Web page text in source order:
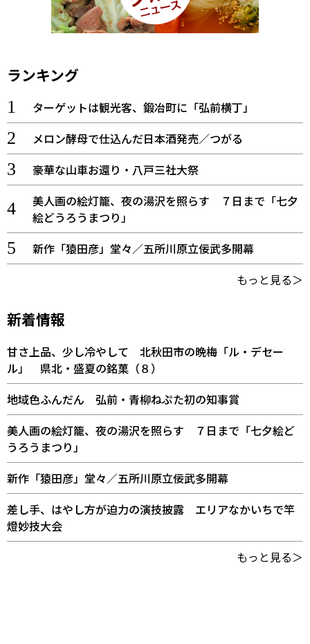
ランキング
ターゲットは観光客、鍛冶町に「弘前横丁」
メロン酵母で仕込んだ日本酒発売／つがる
豪華な山車お還り・八戸三社大祭
美人画の絵灯籠、夜の湯沢を照らす ７日まで「七夕
絵どうろうまつり」
新作「猿田彦」堂々／五所川原立佞武多開幕
もっと見る＞
新着情報
甘さ上品、少し冷やして 北秋田市の晩梅「ル・デセー
ル」 県北・盛夏の銘菓（８）
地域色ふんだん 弘前・青柳ねぷた初の知事賞
美人画の絵灯籠、夜の湯沢を照らす ７日まで「七夕絵ど
うろうまつり」
新作「猿田彦」堂々／五所川原立佞武多開幕
差し手、はやし方が迫力の演技披露 エリアなかいちで竿
燈妙技大会
もっと見る＞